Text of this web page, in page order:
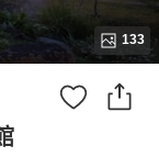
133